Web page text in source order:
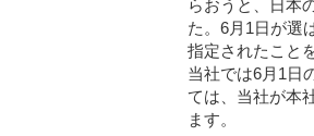
らおうと、日本
た。6月1日が選
指定されたこと
当社では6月1日
ては、当社が本
ます。